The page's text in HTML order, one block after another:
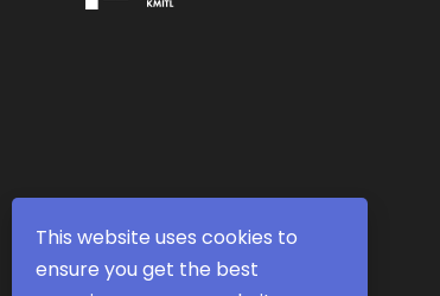
This website uses cookies to
ensure you get the best